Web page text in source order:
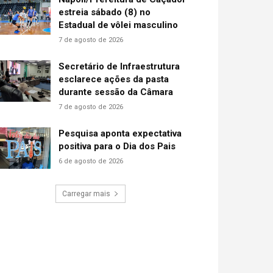
estreia sábado (8) no
Estadual de vôlei masculino
7 de agosto de 2026
Secretário de Infraestrutura
esclarece ações da pasta
durante sessão da Câmara
7 de agosto de 2026
Pesquisa aponta expectativa
positiva para o Dia dos Pais
6 de agosto de 2026
Carregar mais